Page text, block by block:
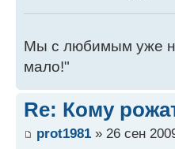
Мы с любимым уже
мало!"
Re: Кому
prot1981 » 26 сен